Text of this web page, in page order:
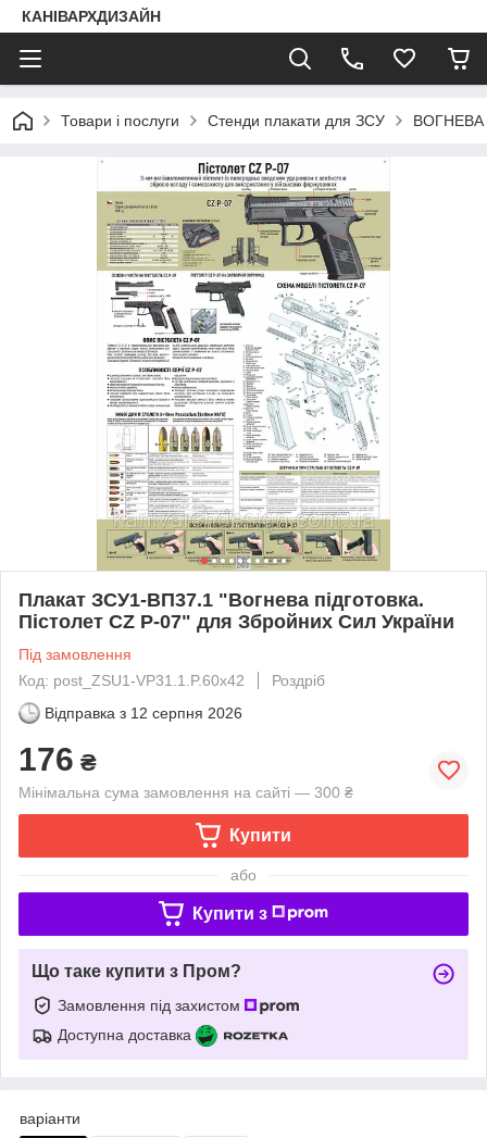
КАНІВАРХДИЗАЙН
Товари і послуги Стенди плакати для ЗСУ ВОГНЕВА
Плакат ЗСУ1-ВП37.1 "Вогнева підготовка.
Пістолет CZ P-07" для Збройних Сил України
Під замовлення
Код: post_ZSU1-VP31.1.P.60x42
Роздріб
Відправка з 12 серпня 2026
176 ₴
Мінімальна сума замовлення на сайті — 300 ₴
Купити
або
Купити з
Що таке купити з Пром?
Замовлення під захистом
Доступна доставка
варіанти